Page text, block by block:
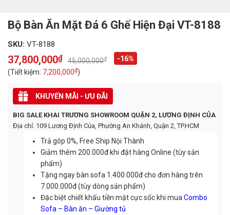
Bộ Bàn Ăn Mặt Đá 6 Ghế Hiện Đại VT-8188
SKU: VT-8188
45,000,000₫
Original
price
was:
45,000,000₫.
37,800,000₫
Current
price
is:
37,800,000₫.
-16%
(Tiết kiệm: 7,200,000₫)
KHUYẾN MÃI - ƯU ĐÃI
BIG SALE KHAI TRƯƠNG SHOWROOM QUẬN 2, LƯƠNG ĐỊNH CỦA
Địa chỉ: 109 Lương Định Của, Phường An Khánh, Quận 2, TP.HCM
Trả góp 0%, Free Ship Nội Thành
Giảm thêm 200.000đ khi đặt hàng Online (tùy sản
phẩm)
Tặng ngay bàn sofa 1.400.000đ cho đơn hàng trên
7.000.000đ (tùy dòng sản phẩm)
Đặc biệt chiết khấu tiền mặt cực sốc khi muaCombo
Sofa – Bàn ăn – Giường tủ